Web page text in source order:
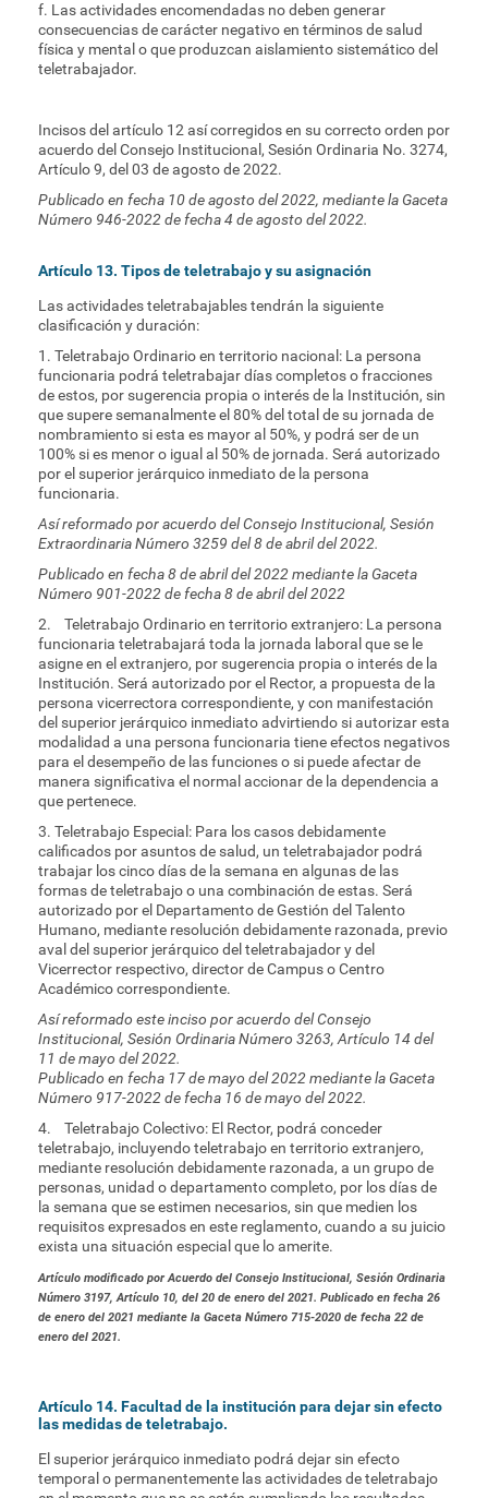
f. Las actividades encomendadas no deben generar
consecuencias de carácter negativo en términos de salud
física y mental o que produzcan aislamiento sistemático del
teletrabajador.
Incisos del artículo 12 así corregidos en su correcto orden por
acuerdo del Consejo Institucional, Sesión Ordinaria No. 3274,
Artículo 9, del 03 de agosto de 2022.
Publicado en fecha 10 de agosto del 2022, mediante la Gaceta
Número 946-2022 de fecha 4 de agosto del 2022.
Artículo 13. Tipos de teletrabajo y su asignación
Las actividades teletrabajables tendrán la siguiente
clasificación y duración:
1. Teletrabajo Ordinario en territorio nacional: La persona
funcionaria podrá teletrabajar días completos o fracciones
de estos, por sugerencia propia o interés de la Institución, sin
que supere semanalmente el 80% del total de su jornada de
nombramiento si esta es mayor al 50%, y podrá ser de un
100% si es menor o igual al 50% de jornada. Será autorizado
por el superior jerárquico inmediato de la persona
funcionaria.
Así reformado por acuerdo del Consejo Institucional, Sesión
Extraordinaria Número 3259 del 8 de abril del 2022.
Publicado en fecha 8 de abril del 2022 mediante la Gaceta
Número 901-2022 de fecha 8 de abril del 2022
2. Teletrabajo Ordinario en territorio extranjero: La persona
funcionaria teletrabajará toda la jornada laboral que se le
asigne en el extranjero, por sugerencia propia o interés de la
Institución. Será autorizado por el Rector, a propuesta de la
persona vicerrectora correspondiente, y con manifestación
del superior jerárquico inmediato advirtiendo si autorizar esta
modalidad a una persona funcionaria tiene efectos negativos
para el desempeño de las funciones o si puede afectar de
manera significativa el normal accionar de la dependencia a
que pertenece.
3. Teletrabajo Especial: Para los casos debidamente
calificados por asuntos de salud, un teletrabajador podrá
trabajar los cinco días de la semana en algunas de las
formas de teletrabajo o una combinación de estas. Será
autorizado por el Departamento de Gestión del Talento
Humano, mediante resolución debidamente razonada, previo
aval del superior jerárquico del teletrabajador y del
Vicerrector respectivo, director de Campus o Centro
Académico correspondiente.
Así reformado este inciso por acuerdo del Consejo
Institucional, Sesión Ordinaria Número 3263, Artículo 14 del
11 de mayo del 2022.
Publicado en fecha 17 de mayo del 2022 mediante la Gaceta
Número 917-2022 de fecha 16 de mayo del 2022.
4. Teletrabajo Colectivo: El Rector, podrá conceder
teletrabajo, incluyendo teletrabajo en territorio extranjero,
mediante resolución debidamente razonada, a un grupo de
personas, unidad o departamento completo, por los días de
la semana que se estimen necesarios, sin que medien los
requisitos expresados en este reglamento, cuando a su juicio
exista una situación especial que lo amerite.
Artículo modificado por Acuerdo del Consejo Institucional, Sesión Ordinaria
Número 3197, Artículo 10, del 20 de enero del 2021. Publicado en fecha 26
de enero del 2021 mediante la Gaceta Número 715-2020 de fecha 22 de
enero del 2021.
Artículo 14. Facultad de la institución para dejar sin efecto
las medidas de teletrabajo.
El superior jerárquico inmediato podrá dejar sin efecto
temporal o permanentemente las actividades de teletrabajo